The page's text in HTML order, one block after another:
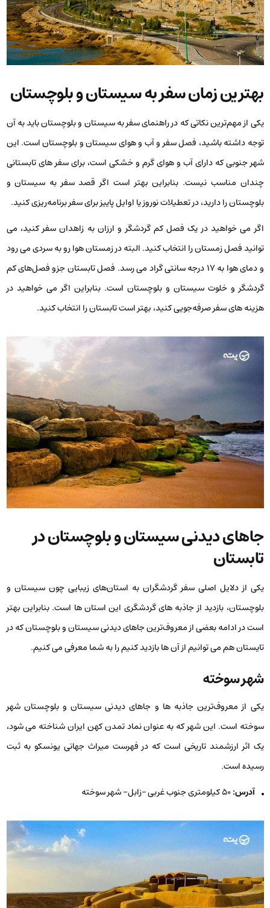
بهترین زمان سفر به سیستان و بلوچستان
یکی از مهم‌ترین نکاتی که در راهنمای سفر به سیستان و بلوچستان باید به آن
توجه داشته باشید، فصل سفر و آب و هوای سیستان و بلوچستان است. این
شهر جنوبی که دارای آب و هوای گرم و خشکی است، برای سفر های تابستانی
چندان مناسب نیست. بنابراین بهتر است اگر قصد سفر به سیستان و
بلوچستان را دارید، در تعطیلات نوروز یا اوایل پاییز برای سفر برنامه‌ریزی کنید.
اگر می‌ خواهید در یک فصل کم گردشگر و ارزان به زاهدان سفر کنید، می‌
توانید فصل زمستان را انتخاب کنید. البته در زمستان هوا رو به سردی می‌ رود
و دمای هوا به ۱۷ درجه سانتی گراد می ‌رسد. فصل تابستان جزو فصل‌های کم
گردشگر و خلوت سیستان و بلوچستان است. بنابراین اگر می ‌خواهید در
هزینه‌ های سفر صرفه‌جویی کنید، بهتر است تابستان را انتخاب کنید.
جاهای دیدنی سیستان و بلوچستان در
تابستان
یکی از دلایل اصلی سفر گردشگران به استان‌های زیبایی چون سیستان و
بلوچستان، بازدید از جاذبه ‌های گردشگری این استان ‌ها است. بنابراین بهتر
است در ادامه بعضی از معروف‌ترین جاهای دیدنی سیستان و بلوچستان که در
تایستان هم می توانیم از آن ها بازدید کنیم را به شما معرفی می کنیم.
شهر سوخته
یکی از معروف‌ترین جاذبه ‌ها و جاهای دیدنی سیستان و بلوچستان شهر
سوخته است. این شهر که به عنوان نماد تمدن کهن ایران شناخته می‌ شود،
یک اثر ارزشمند تاریخی است که در فهرست میراث جهانی یونسکو به ثبت
رسیده است.
آدرس:۵۰ کیلومتری جنوب غربی –زابل- شهر سوخته